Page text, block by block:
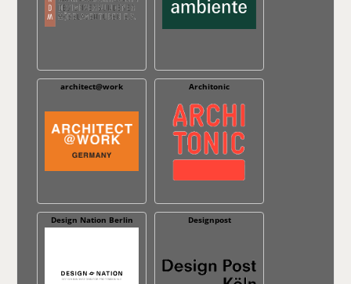
architect@work Architonic
Design Nation Berlin Designpost